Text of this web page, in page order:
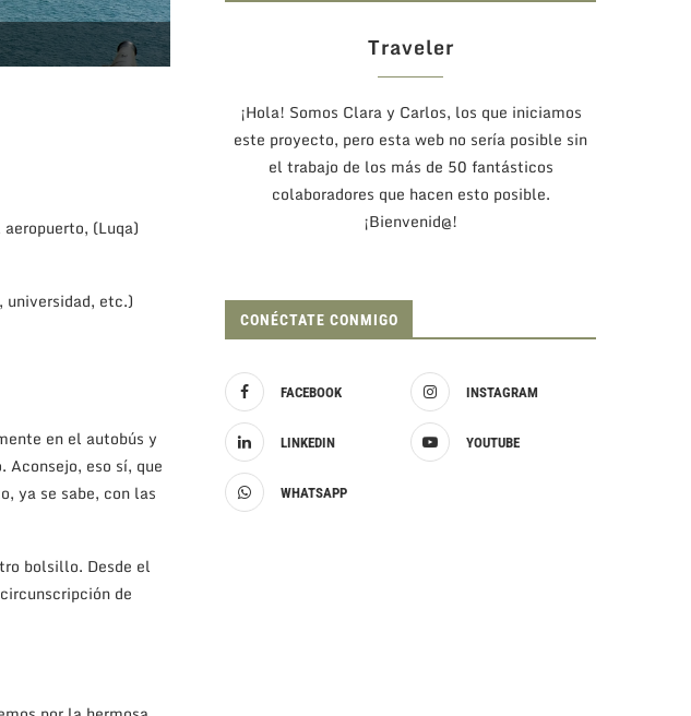
(Luqa)
universidad, etc.)
en el autobús y
Aconsejo, eso sí, que
ya se sabe, con las
bolsillo. Desde el
de
Traveler
¡Hola! Somos Clara y Carlos, los que iniciamos
este proyecto, pero esta web no sería posible sin
el trabajo de los más de 50 fantásticos
colaboradores que hacen esto posible.
¡Bienvenid@!
CONÉCTATE CONMIGO
FACEBOOK INSTAGRAM
LINKEDIN YOUTUBE
WHATSAPP